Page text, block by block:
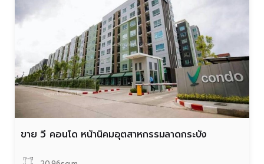
ขาย วี คอนโด หน้านิคมอุตสาหกรรมลาดกระบัง